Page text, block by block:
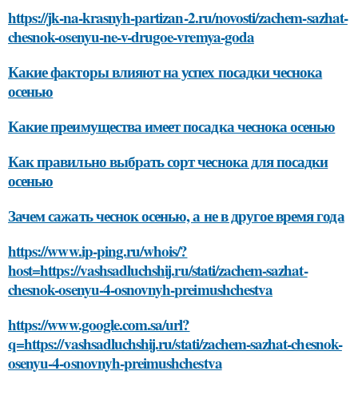
https://jk-na-krasnyh-partizan-2.ru/novosti/zachem-sazhat-
chesnok-osenyu-ne-v-drugoe-vremya-goda
Какие факторы влияют на успех посадки чеснока
осенью
Какие преимущества имеет посадка чеснока осенью
Как правильно выбрать сорт чеснока для посадки
осенью
Зачем сажать чеснок осенью, а не в другое время года
https://www.ip-ping.ru/whois/?
host=https://vashsadluchshij.ru/stati/zachem-sazhat-
chesnok-osenyu-4-osnovnyh-preimushchestva
https://www.google.com.sa/url?
q=https://vashsadluchshij.ru/stati/zachem-sazhat-chesnok-
osenyu-4-osnovnyh-preimushchestva